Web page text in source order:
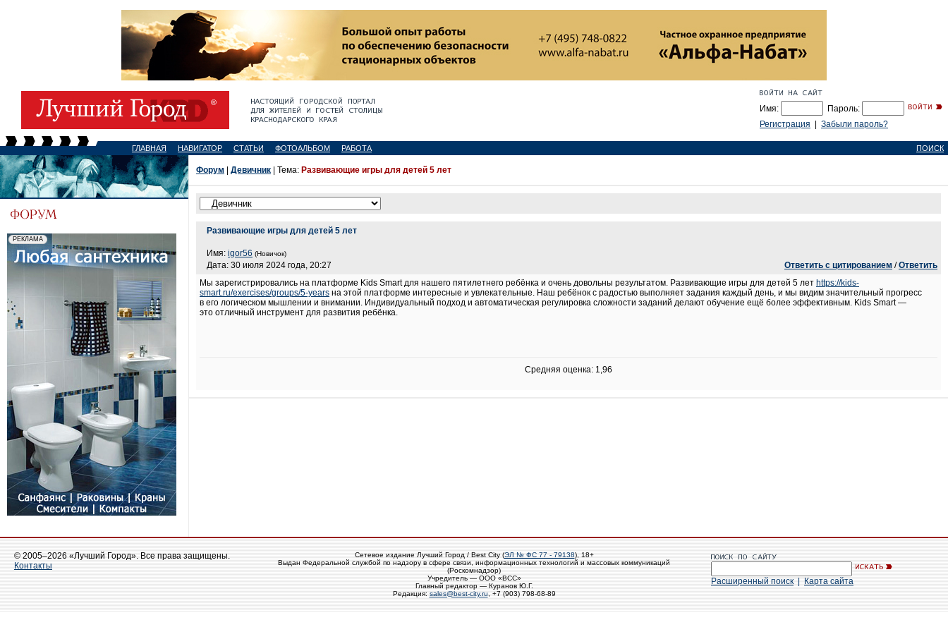
Имя:
Пароль:
Регистрация
Забыли пароль?
ГЛАВНАЯ НАВИГАТОР СТАТЬИ ФОТОАЛЬБОМ РАБОТА ПОИСК
Форум Девичник | Тема: Развивающие игры для детей 5 лет
Развивающие игры для детей 5 лет
Имя: igor56 (Новичок)
Дата: 30 июля 2024 года, 20:27 Ответить с цитированием /Ответить
Мы зарегистрировались на платформе Kids Smart для нашего пятилетнего ребёнка и очень довольны результатом. Развивающие игры для детей 5 лет https://kids-
smart.ru/exercises/groups/5-years на этой платформе интересные и увлекательные. Наш ребёнок с радостью выполняет задания каждый день, и мы видим значительный прогресс
в его логическом мышлении и внимании. Индивидуальный подход и автоматическая регулировка сложности заданий делают обучение ещё более эффективным. Kids Smart —
это отличный инструмент для развития ребёнка.
Средняя оценка: 1,96
© 2005–2026 «Лучший Город». Все права защищены.
Контакты
Сетевое издание Лучший Город / Best City (ЭЛ № ФС 77 - 79138), 18+
Выдан Федеральной службой по надзору в сфере связи, информационных технологий и массовых коммуникаций
(Роскомнадзор)
Учредитель — ООО «ВСС»
Главный редактор — Куранов Ю.Г.
Редакция: sales@best-city.ru , +7 (903) 798-68-89
Расширенный поиск Карта сайта